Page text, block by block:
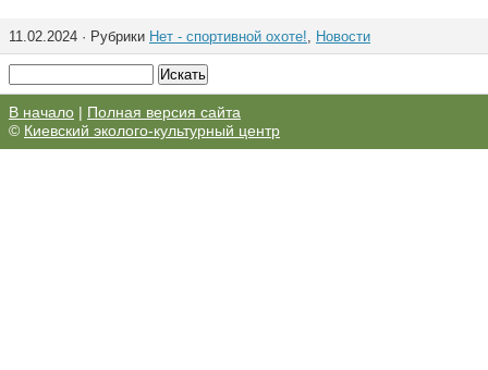
11.02.2024 · Рубрики Нет - спортивной охоте!, Новости
В начало | Полная версия сайта
© Киевский эколого-культурный центр